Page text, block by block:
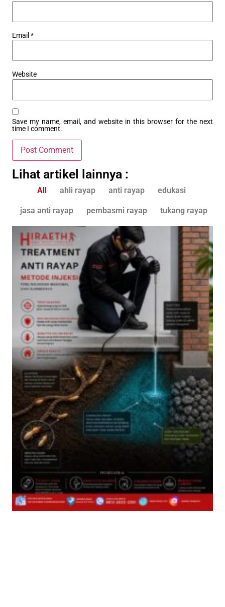
Email *
Website
Save my name, email, and website in this browser for the next
time I comment.
Lihat artikel lainnya :
All ahli rayap anti rayap edukasi
jasa anti rayap pembasmi rayap tukang rayap